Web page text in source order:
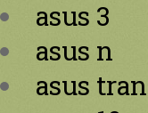
asus 3
asus n
asus